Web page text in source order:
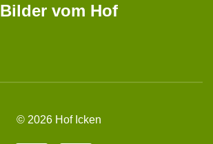
Bilder vom Hof
© 2026Hof Icken